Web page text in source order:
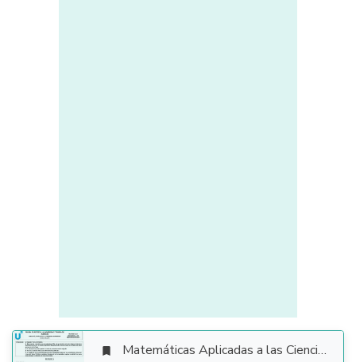
 Matemáticas Aplicadas a las Ciencias Sociales